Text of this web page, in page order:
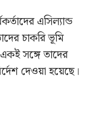
এসিল্যান্ড
চাকরি ভূমি
সঙ্গে তাদের
দেওয়া হয়েছে।